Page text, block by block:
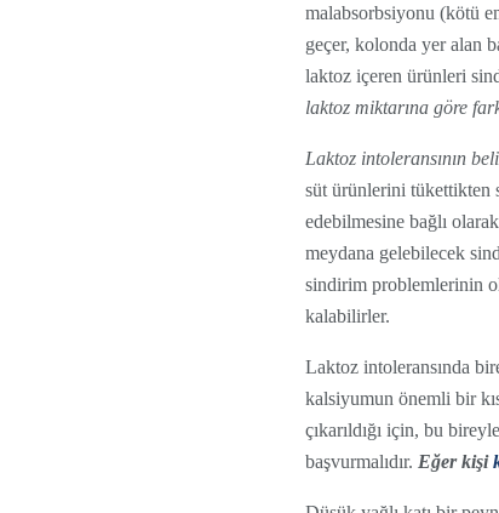
malabsorbsiyonu (kötü
geçer, kolonda yer alan
laktoz içeren ürünleri
laktoz miktarına göre
Laktoz intoleransının
süt ürünlerini tükettikten
edebilmesine bağlı
meydana gelebilecek
sindirim problemlerinin
kalabilirler.
Laktoz intoleransında
kalsiyumun önemli bir
çıkarıldığı için, bu
başvurmalıdır. Eğer kişi